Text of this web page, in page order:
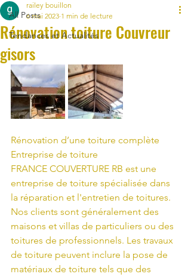
All Posts
Tendances et Actualités
Rénovation toiture Couvreur
gisors
railey bouillon
6 mai 2023 1 min de lecture
Rénovation d’une toiture complète
Entreprise de toiture
FRANCE COUVERTURE RB est une
entreprise de toiture spécialisée dans
la réparation et l'entretien de toitures.
Nos clients sont généralement des
maisons et villas de particuliers ou des
toitures de professionnels. Les travaux
de toiture peuvent inclure la pose de
matériaux de toiture tels que des